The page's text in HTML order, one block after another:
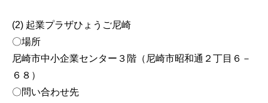
(2) 起業プラザひょうご尼崎
〇場所
尼崎市中小企業センター３階（尼崎市昭和通２丁目６－
６８）
〇問い合わせ先